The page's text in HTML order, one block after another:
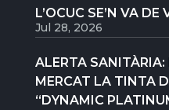
L’OCUC SE’N VA DE
Jul 28, 2026
ALERTA SANITÀRIA:
MERCAT LA TINTA
“DYNAMIC